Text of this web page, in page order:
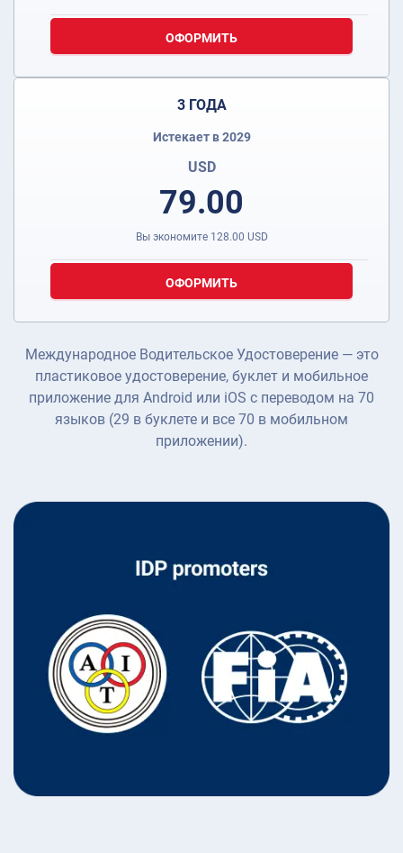
ОФОРМИТЬ
3 ГОДА
Истекает в 2029
USD
79.00
Вы экономите 128.00 USD
ОФОРМИТЬ
Международное Водительское Удостоверение — это
пластиковое удостоверение, буклет и мобильное
приложение для Android или iOS с переводом на 70
языков (29 в буклете и все 70 в мобильном
приложении).